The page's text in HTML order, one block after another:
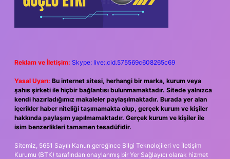
Reklam ve İletişim: Skype: live:.cid.575569c608265c69
Yasal Uyarı: Bu internet sitesi, herhangi bir marka, kurum veya
şahıs şirketi ile hiçbir bağlantısı bulunmamaktadır. Sitede yalnızca
kendi hazırladığımız makaleler paylaşılmaktadır. Burada yer alan
içerikler haber niteliği taşımamakta olup, gerçek kurum ve kişiler
hakkında paylaşım yapılmamaktadır. Gerçek kurum ve kişiler ile
isim benzerlikleri tamamen tesadüfidir.
Sitemiz, 5651 Sayılı Kanun gereğince Bilgi Teknolojileri ve İletişim
Kurumu (BTK) tarafından onaylanmış bir Yer Sağlayıcı olarak hizmet